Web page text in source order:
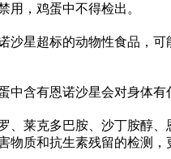
用，鸡蛋中不得检出。
超标的动物性食品，
、莱克多巴胺、沙丁胺醇
质和抗生素残留的检测，